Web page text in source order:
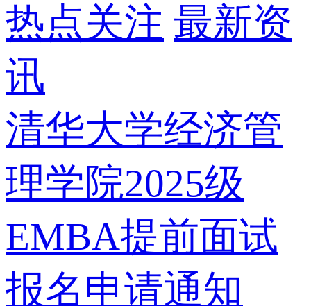
热点关注 最新资
讯
清华大学经济管
理学院2025级
EMBA提前面试
报名申请通知